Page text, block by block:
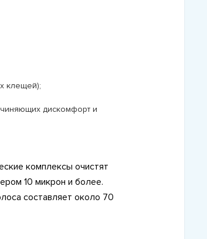
клещей);
дискомфорт и
комплексы очистят
10 микрон и более.
составляет около 70